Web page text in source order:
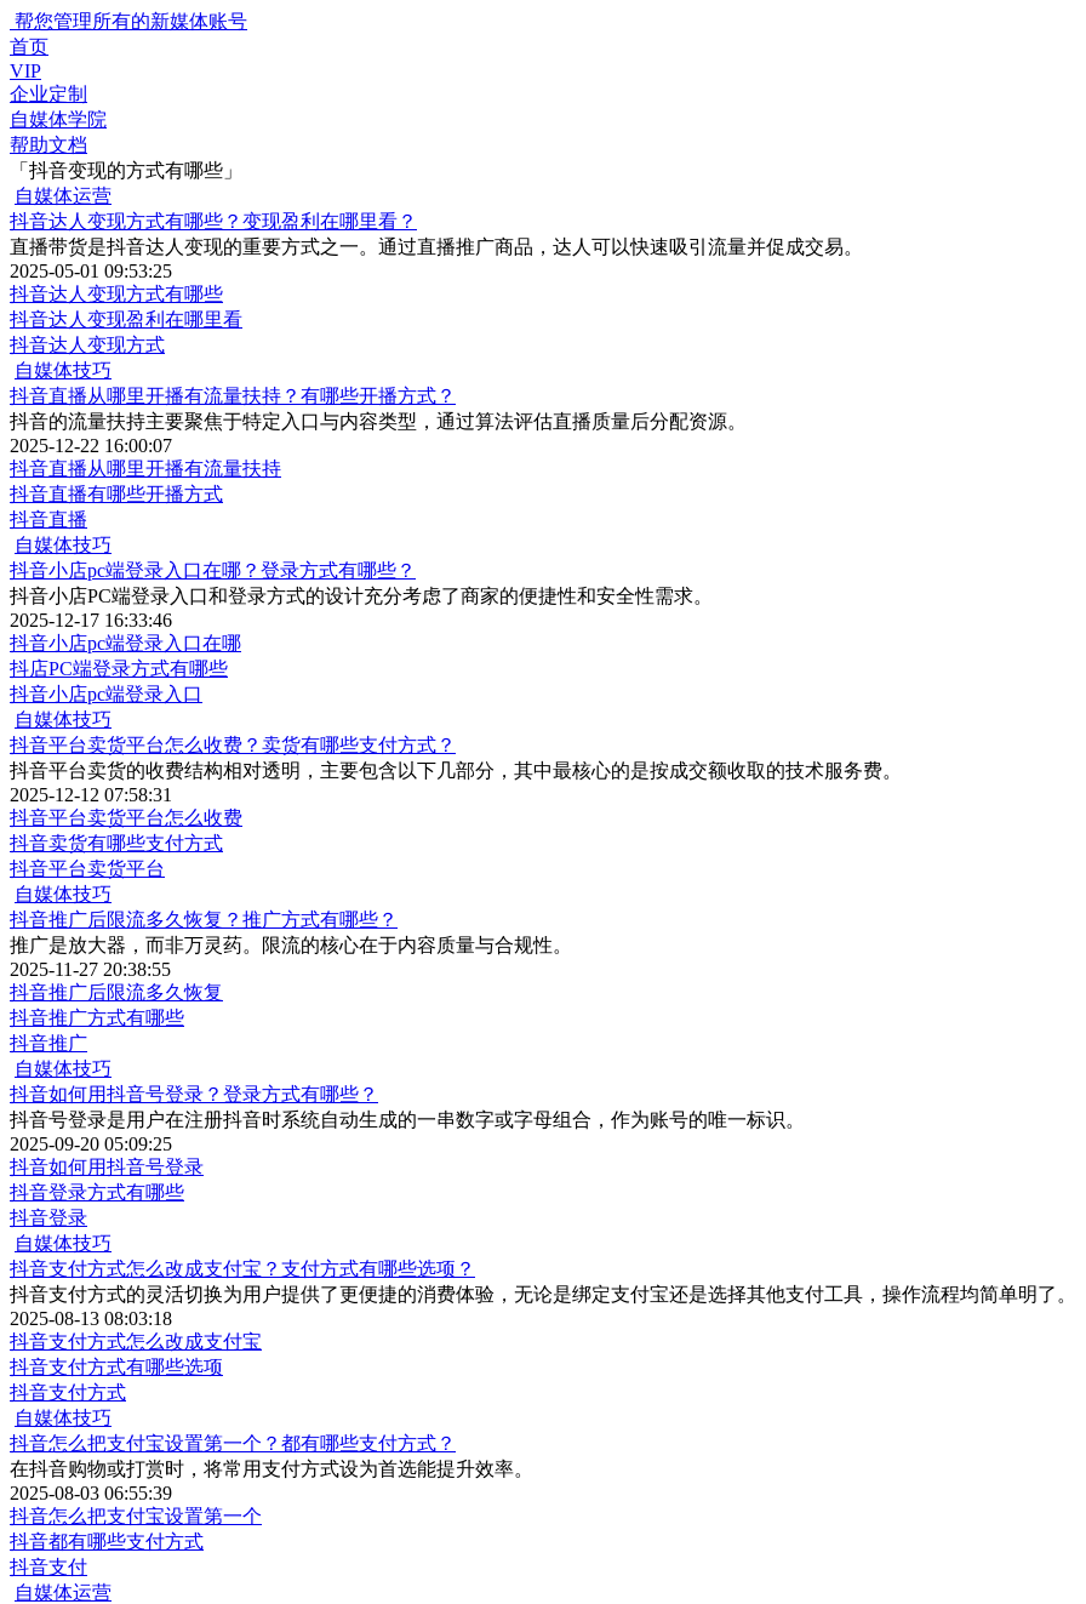
帮您管理所有的新媒体账号
首页
VIP
企业定制
自媒体学院
帮助文档
「抖音变现的方式有哪些」
自媒体运营
抖音达人变现方式有哪些？变现盈利在哪里看？
直播带货是抖音达人变现的重要方式之一。通过直播推广商品，达人可以快速吸引流量并促成交易。
2025-05-01 09:53:25
抖音达人变现方式有哪些
抖音达人变现盈利在哪里看
抖音达人变现方式
自媒体技巧
抖音直播从哪里开播有流量扶持？有哪些开播方式？
抖音的流量扶持主要聚焦于特定入口与内容类型，通过算法评估直播质量后分配资源。
2025-12-22 16:00:07
抖音直播从哪里开播有流量扶持
抖音直播有哪些开播方式
抖音直播
自媒体技巧
抖音小店pc端登录入口在哪？登录方式有哪些？
抖音小店PC端登录入口和登录方式的设计充分考虑了商家的便捷性和安全性需求。
2025-12-17 16:33:46
抖音小店pc端登录入口在哪
抖店PC端登录方式有哪些
抖音小店pc端登录入口
自媒体技巧
抖音平台卖货平台怎么收费？卖货有哪些支付方式？
抖音平台卖货的收费结构相对透明，主要包含以下几部分，其中最核心的是按成交额收取的技术服务费。
2025-12-12 07:58:31
抖音平台卖货平台怎么收费
抖音卖货有哪些支付方式
抖音平台卖货平台
自媒体技巧
抖音推广后限流多久恢复？推广方式有哪些？
推广是放大器，而非万灵药。限流的核心在于内容质量与合规性。
2025-11-27 20:38:55
抖音推广后限流多久恢复
抖音推广方式有哪些
抖音推广
自媒体技巧
抖音如何用抖音号登录？登录方式有哪些？
抖音号登录是用户在注册抖音时系统自动生成的一串数字或字母组合，作为账号的唯一标识。
2025-09-20 05:09:25
抖音如何用抖音号登录
抖音登录方式有哪些
抖音登录
自媒体技巧
抖音支付方式怎么改成支付宝？支付方式有哪些选项？
抖音支付方式的灵活切换为用户提供了更便捷的消费体验，无论是绑定支付宝还是选择其他支付工具，操作流程均简单明了。
2025-08-13 08:03:18
抖音支付方式怎么改成支付宝
抖音支付方式有哪些选项
抖音支付方式
自媒体技巧
抖音怎么把支付宝设置第一个？都有哪些支付方式？
在抖音购物或打赏时，将常用支付方式设为首选能提升效率。
2025-08-03 06:55:39
抖音怎么把支付宝设置第一个
抖音都有哪些支付方式
抖音支付
自媒体运营